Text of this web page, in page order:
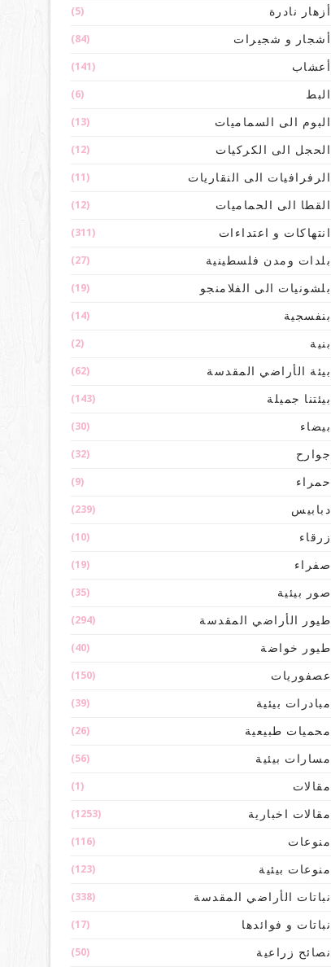
أزهار نادرة (5)
أشجار و شجيرات (84)
أعشاب (141)
البط (6)
البوم الى السماميات (13)
الحجل الى الكركيات (12)
الرفرافيات الى النقاريات (11)
القطا الى الحماميات (12)
انتهاكات و اعتداءات (311)
بلدات ومدن فلسطينية (27)
بلشونيات الى الفلامنجو (19)
بنفسجية (14)
بنية (2)
بيئة الأراضي المقدسة (62)
بيئتنا جميلة (143)
بيضاء (30)
جوارح (32)
حمراء (9)
دبابيس (239)
زرقاء (10)
صفراء (19)
صور بيئية (35)
طيور الأراضي المقدسة (294)
طيور خواضة (40)
عصفوريات (150)
مبادرات بيئية (39)
محميات طبيعية (26)
مسارات بيئية (56)
مقالات (1)
مقالات اخبارية (1253)
منوعات (116)
منوعات بيئية (123)
نباتات الأراضي المقدسة (338)
نباتات و فوائدها (17)
نصائح زراعية (50)